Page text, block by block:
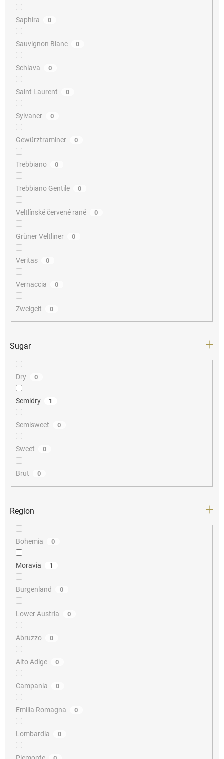
Saphira 0
Sauvignon Blanc 0
Schiava 0
Saint Laurent 0
Sylvaner 0
Gewürztraminer 0
Trebbiano 0
Trebbiano Gentile 0
Veltlínské červené rané 0
Grüner Veltliner 0
Veritas 0
Vernaccia 0
Zweigelt 0
Sugar
Dry 0
Semidry 1
Semisweet 0
Sweet 0
Brut 0
Region
Bohemia 0
Moravia 1
Burgenland 0
Lower Austria 0
Abruzzo 0
Alto Adige 0
Campania 0
Emilia Romagna 0
Lombardia 0